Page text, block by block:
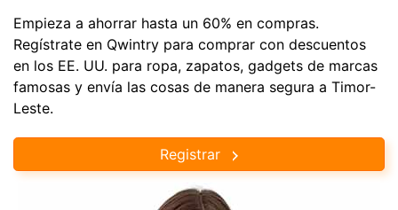
Empieza a ahorrar hasta un 60% en compras.
Regístrate en Qwintry para comprar con descuentos
en los EE. UU. para ropa, zapatos, gadgets de marcas
famosas y envía las cosas de manera segura a Timor-
Leste.
Registrar